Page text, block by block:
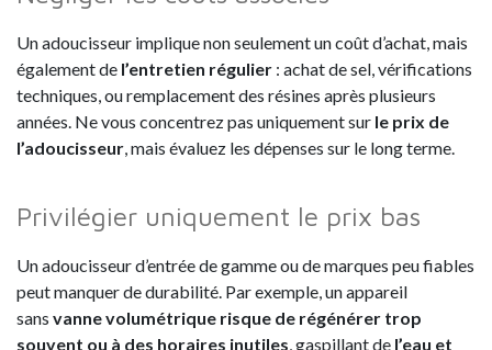
Un adoucisseur implique non seulement un coût d’achat, mais
également de l’entretien régulier : achat de sel, vérifications
techniques, ou remplacement des résines après plusieurs
années. Ne vous concentrez pas uniquement sur le prix de
l’adoucisseur, mais évaluez les dépenses sur le long terme.
Privilégier uniquement le prix bas
Un adoucisseur d’entrée de gamme ou de marques peu fiables
peut manquer de durabilité. Par exemple, un appareil
sans vanne volumétrique risque de régénérer trop
souvent ou à des horaires inutiles, gaspillant de l’eau et